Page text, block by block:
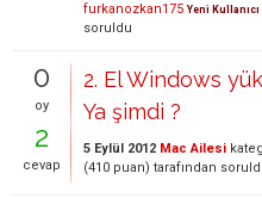
furkanozkan175 Yeni Kullanıcı
soruldu
0
oy
2
cevap
2. El Windows
Ya şimdi ?
5 Eylül 2012 Mac Ailesi
(410 puan) tarafından